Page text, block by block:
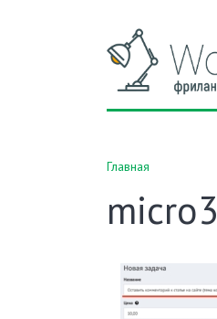
Главная
micro3